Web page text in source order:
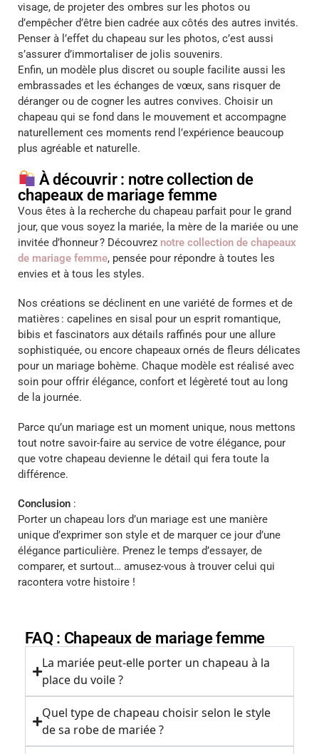
visage, de projeter des ombres sur les photos ou
d’empêcher d’être bien cadrée aux côtés des autres invités.
Penser à l’effet du chapeau sur les photos, c’est aussi
s’assurer d’immortaliser de jolis souvenirs.
Enfin, un modèle plus discret ou souple facilite aussi les
embrassades et les échanges de vœux, sans risquer de
déranger ou de cogner les autres convives. Choisir un
chapeau qui se fond dans le mouvement et accompagne
naturellement ces moments rend l’expérience beaucoup
plus agréable et naturelle.
À découvrir : notre collection de
chapeaux de mariage femme
Vous êtes à la recherche du chapeau parfait pour le grand
jour, que vous soyez la mariée, la mère de la mariée ou une
invitée d’honneur ? Découvrez notre collection de chapeaux
de mariage femme, pensée pour répondre à toutes les
envies et à tous les styles.
Nos créations se déclinent en une variété de formes et de
matières : capelines en sisal pour un esprit romantique,
bibis et fascinators aux détails raffinés pour une allure
sophistiquée, ou encore chapeaux ornés de fleurs délicates
pour un mariage bohème. Chaque modèle est réalisé avec
soin pour offrir élégance, confort et légèreté tout au long
de la journée.
Parce qu’un mariage est un moment unique, nous mettons
tout notre savoir-faire au service de votre élégance, pour
que votre chapeau devienne le détail qui fera toute la
différence.
Conclusion :
Porter un chapeau lors d’un mariage est une manière
unique d’exprimer son style et de marquer ce jour d’une
élégance particulière. Prenez le temps d’essayer, de
comparer, et surtout… amusez-vous à trouver celui qui
racontera votre histoire !
FAQ : Chapeaux de mariage femme
La mariée peut-elle porter un chapeau à la
place du voile ?
Quel type de chapeau choisir selon le style
de sa robe de mariée ?